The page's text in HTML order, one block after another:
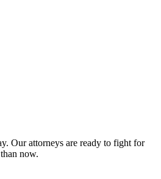
Our attorneys are ready to fight for
now.